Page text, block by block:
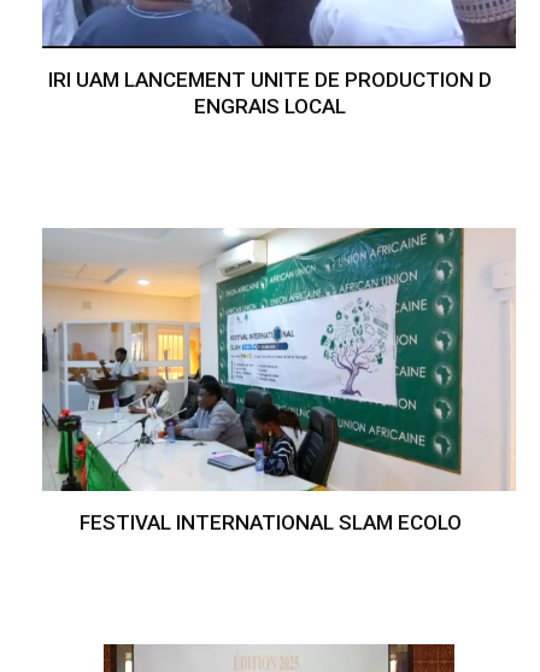
IRI UAM LANCEMENT UNITE DE PRODUCTION D
ENGRAIS LOCAL
FESTIVAL INTERNATIONAL SLAM ECOLO